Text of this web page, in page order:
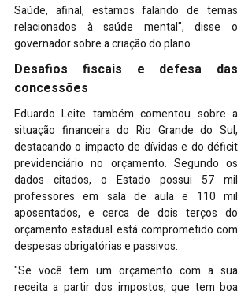
Saúde, afinal, estamos falando de temas
relacionados à saúde mental", disse o
governador sobre a criação do plano.
Desafios fiscais e defesa das
concessões
Eduardo Leite também comentou sobre a
situação financeira do Rio Grande do Sul,
destacando o impacto de dívidas e do déficit
previdenciário no orçamento. Segundo os
dados citados, o Estado possui 57 mil
professores em sala de aula e 110 mil
aposentados, e cerca de dois terços do
orçamento estadual está comprometido com
despesas obrigatórias e passivos.
"Se você tem um orçamento com a sua
receita a partir dos impostos, que tem boa